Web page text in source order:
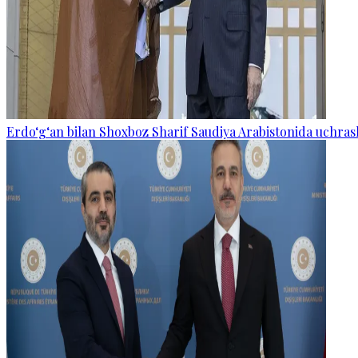
Erdo‘g‘an bilan Shoxboz Sharif Saudiya Arabistonida